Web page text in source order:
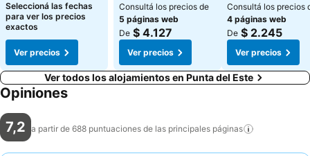
Seleccioná las fechas
para ver los precios
exactos
Ver precios
Consultá los precios de
5 páginas web
De $ 4.127
Ver precios
Consultá los precios
4 páginas web
De $ 2.245
Ver precios
Ver todos los alojamientos en Punta del Este
Opiniones
7,2 a partir de 688 puntuaciones de las principales páginas